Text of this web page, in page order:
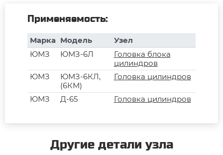
Применяемость:
Марка Модель
Узел
ЮМЗ
ЮМЗ-6Л
Головка блока
цилиндров
ЮМЗ
ЮМЗ-6КЛ,
(6КМ)
Головка цилиндров
ЮМЗ Д-65 Головка цилиндров
Другие детали узла